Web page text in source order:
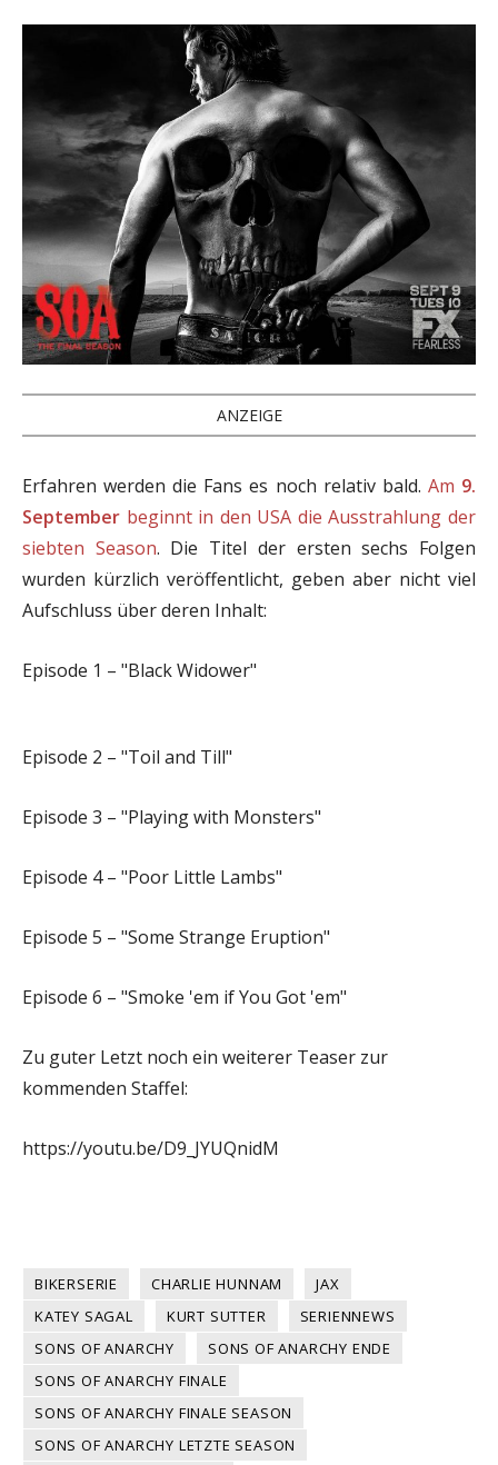
ANZEIGE
Erfahren werden die Fans es noch relativ bald. Am 9.
September beginnt in den USA die Ausstrahlung der
siebten Season. Die Titel der ersten sechs Folgen
wurden kürzlich veröffentlicht, geben aber nicht viel
Aufschluss über deren Inhalt:
Episode 1 – "Black Widower"
Episode 2 – "Toil and Till"
Episode 3 – "Playing with Monsters"
Episode 4 – "Poor Little Lambs"
Episode 5 – "Some Strange Eruption"
Episode 6 – "Smoke 'em if You Got 'em"
Zu guter Letzt noch ein weiterer Teaser zur
kommenden Staffel:
https://youtu.be/D9_JYUQnidM
BIKERSERIE CHARLIE HUNNAM
JAX
KATEY SAGAL
KURT SUTTER
SERIENNEWS
SONS OF ANARCHY
SONS OF ANARCHY ENDE
SONS OF ANARCHY FINALE
SONS OF ANARCHY FINALE SEASON
SONS OF ANARCHY LETZTE SEASON